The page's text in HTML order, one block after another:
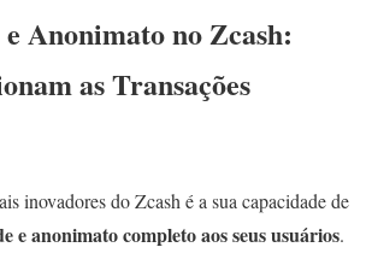
Anonimato no Zcash:
as Transações
inovadores do Zcash é a sua capacidade de
e anonimato completo aos seus usuários.